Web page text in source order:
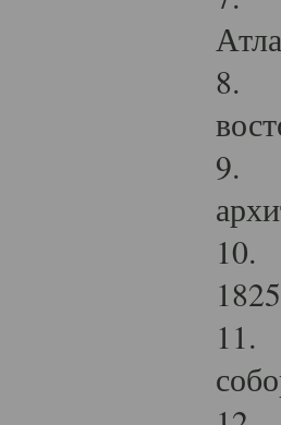
8.
9.
10.
11.